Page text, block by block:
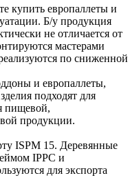
купить европаллеты и
Б/у продукция
не отличается от
мастерами
по сниженной
и европаллеты,
подходят для
пищевой,
продукции.
ISPM 15. Деревянные
IPPC и
для экспорта